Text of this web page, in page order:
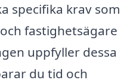
specifika krav som
fastighetsägare
uppfyller dessa
du tid och